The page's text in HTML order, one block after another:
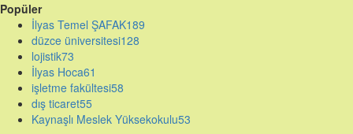
Popüler
İlyas Temel ŞAFAK189
düzce üniversitesi128
lojistik73
İlyas Hoca61
işletme fakültesi58
dış ticaret55
Kaynaşlı Meslek Yüksekokulu53